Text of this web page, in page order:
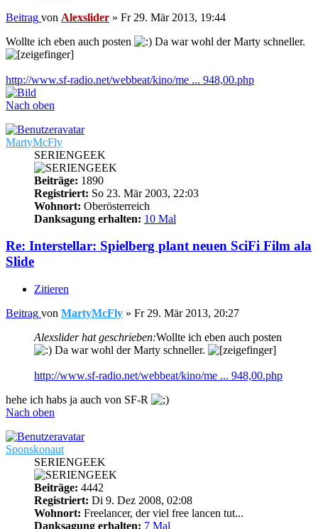
Beitrag von Alexslider » Fr 29. Mär 2013, 19:44
Wollte ich eben auch posten
Da war wohl der Marty schneller.
http://www.sf-radio.net/webbeat/kino/me ... 948,00.php
Nach oben
MartyMcFly
SERIENGEEK
Beiträge: 1890
Registriert: So 23. Mär 2003, 22:03
Wohnort: Oberösterreich
Danksagung erhalten: 10 Mal
Re: Interstellar: Spielberg plant neuen SciFi Film ala
Slide
Zitieren
Beitrag von MartyMcFly » Fr 29. Mär 2013, 20:27
Alexslider hat geschrieben:Wollte ich eben auch posten
Da war wohl der Marty schneller.
http://www.sf-radio.net/webbeat/kino/me ... 948,00.php
hehe ich habs ja auch von SF-R
Nach oben
Sponskonaut
SERIENGEEK
Beiträge: 4442
Registriert: Di 9. Dez 2008, 02:08
Wohnort: Freelancer, der viel free lancen tut...
Danksagung erhalten: 7 Mal